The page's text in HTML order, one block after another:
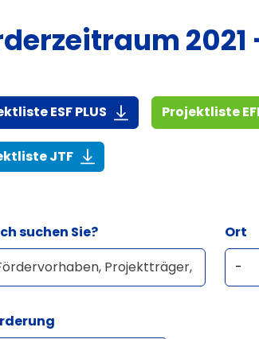
2021
ESF PLUS (916,7 KiB)Projektliste
JTF(268,6 KiB)
suchen Sie? Ort